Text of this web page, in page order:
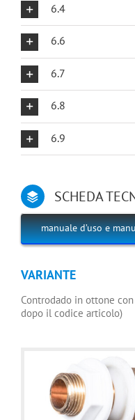
6.4
6.6
6.7
6.8
6.9
SCHEDA
manuale d’uso e
VARIANTE
Controdado in ottone con
dopo il codice articolo)